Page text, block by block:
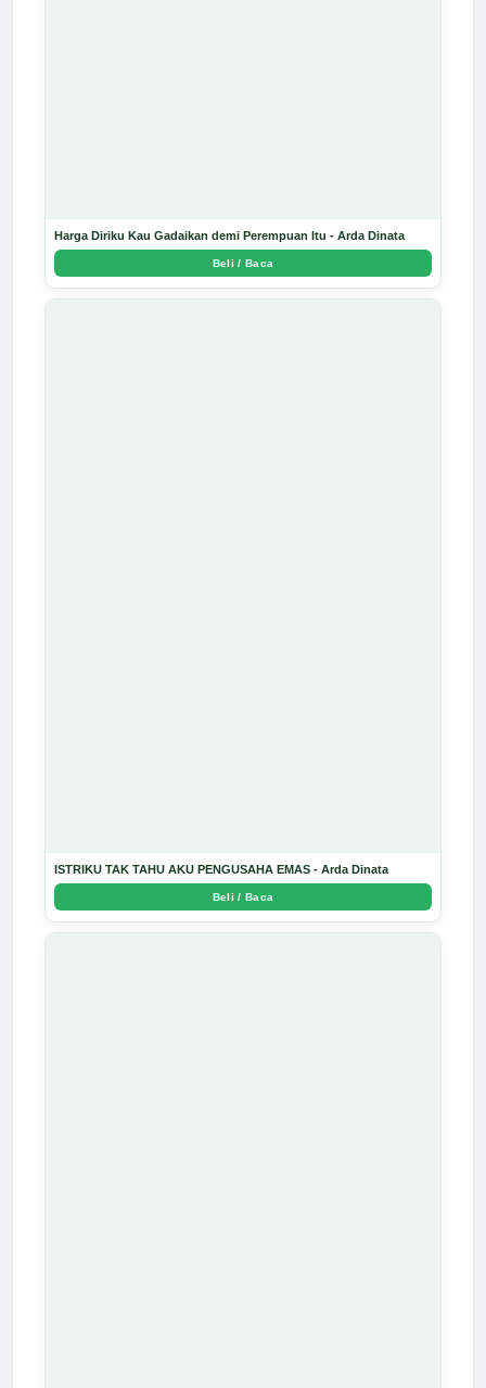
Harga Diriku Kau Gadaikan demi Perempuan Itu - Arda Dinata
Beli / Baca
ISTRIKU TAK TAHU AKU PENGUSAHA EMAS - Arda Dinata
Beli / Baca